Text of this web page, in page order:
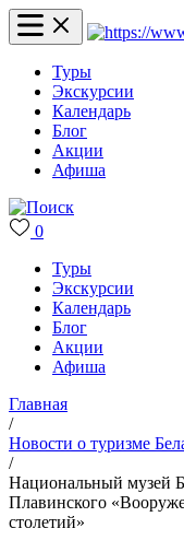
Туры
Экскурсии
Календарь
Блог
Акции
Афиша
0
Туры
Экскурсии
Календарь
Блог
Акции
Афиша
Главная
/
Новости о туризме
/
Национальный музей
Плавинского
столетий»